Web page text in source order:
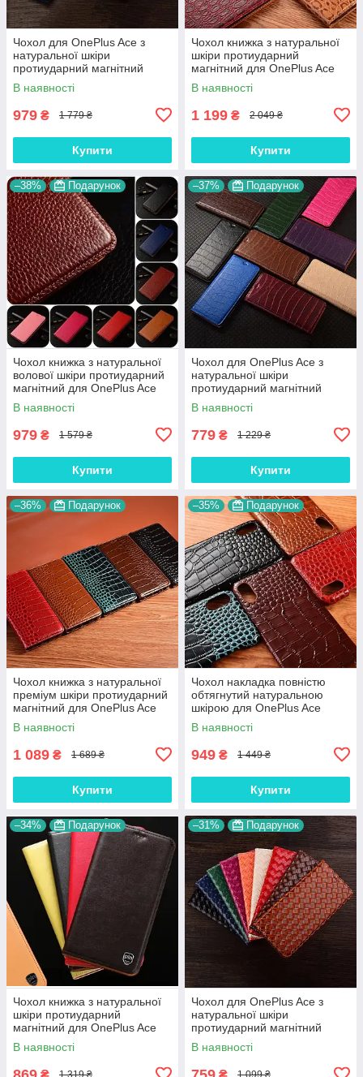
Чохол для OnePlus Ace з
натуральної шкіри
протиударний магнітний
книжка з підставкою
"CROCOHEAD"
В наявності
979 ₴ 1 779 ₴
Купити
Чохол книжка з натуральної
шкіри протиударний
магнітний для OnePlus Ace
"JACOSA"
В наявності
1 199 ₴ 2 049 ₴
Купити
–38% Подарунок
Чохол книжка з натуральної
волової шкіри протиударний
магнітний для OnePlus Ace
"BULL"
В наявності
979 ₴ 1 579 ₴
Купити
–37% Подарунок
Чохол для OnePlus Ace з
натуральної шкіри
протиударний магнітний
книжка з підставкою "LUXOR"
В наявності
779 ₴ 1 229 ₴
Купити
–36% Подарунок
Чохол книжка з натуральної
преміум шкіри протиударний
магнітний для OnePlus Ace
"CROCODILE"
В наявності
1 089 ₴ 1 689 ₴
Купити
–35% Подарунок
Чохол накладка повністю
обтягнутий натуральною
шкірою для OnePlus Ace
"SIGNATURE"
В наявності
949 ₴ 1 449 ₴
Купити
–34% Подарунок
Чохол книжка з натуральної
шкіри протиударний
магнітний для OnePlus Ace
"CLASIC"
В наявності
1 319 ₴
–31% Подарунок
Чохол для OnePlus Ace з
натуральної шкіри
протиударний магнітний
книжка з підставкою
"VENETTA"
В наявності
1 099 ₴